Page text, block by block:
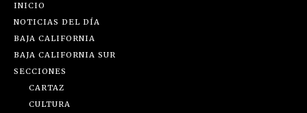
INICIO
NOTICIAS DEL DÍA
BAJA CALIFORNIA
BAJA CALIFORNIA SUR
SECCIONES
CARTAZ
CULTURA